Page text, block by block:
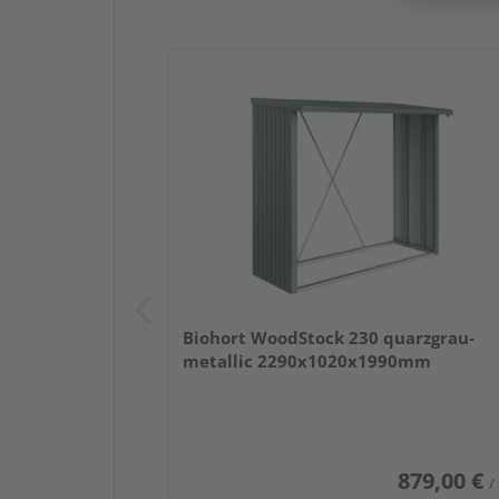
Biohort WoodStock 230 quarzgrau-
metallic 2290x1020x1990mm
879,00 € /